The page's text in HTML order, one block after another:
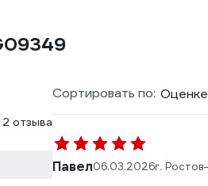
2 отзыва
Сортировать по: Оценке
Павел06.03.2026г.